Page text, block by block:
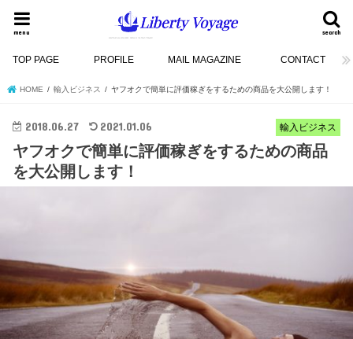
search
menu
TOP PAGE PROFILE MAIL MAGAZINE CONTACT
HOME 輸入ビジネス ヤフオクで簡単に評価稼ぎをするための商品を大公開します！
輸入ビジネス
2018.06.27 2021.01.06
ヤフオクで簡単に評価稼ぎをするための商品
を大公開します！